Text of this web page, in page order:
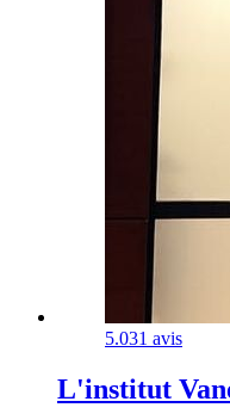
5.031 avis
L'institut